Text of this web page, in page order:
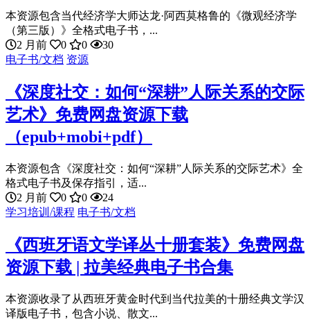
本资源包含当代经济学大师达龙·阿西莫格鲁的《微观经济学
（第三版）》全格式电子书，...
2 月前
0 0
30
电子书/文档 资源
《深度社交：如何“深耕”人际关系的交际
艺术》免费网盘资源下载
（epub+mobi+pdf）
本资源包含《深度社交：如何“深耕”人际关系的交际艺术》全
格式电子书及保存指引，适...
2 月前
0 0
24
学习培训/课程 电子书/文档
《西班牙语文学译丛十册套装》免费网盘
资源下载 | 拉美经典电子书合集
本资源收录了从西班牙黄金时代到当代拉美的十册经典文学汉
译版电子书，包含小说、散文...